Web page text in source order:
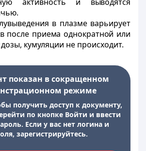
в плазме варьирует
после приема однократной или
кумуляции не происходит.
показан в сокращенном
режиме
получить доступ к документу,
по кнопке Войти и ввести
Если у вас нет логина и
зарегистрируйтесь.